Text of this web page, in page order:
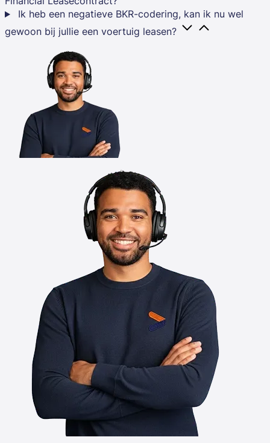
Ik heb een negatieve BKR-codering, kan ik nu wel
gewoon bij jullie een voertuig leasen?